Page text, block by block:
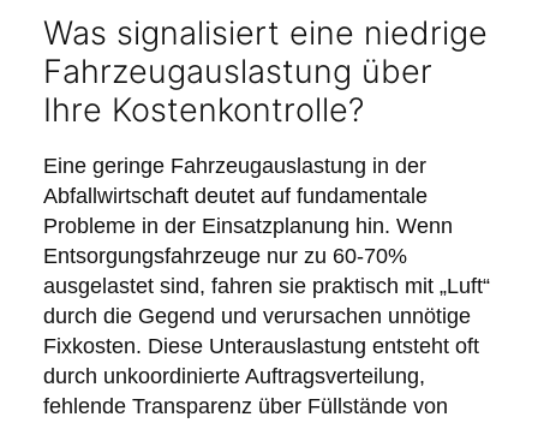
Was signalisiert eine niedrige
Fahrzeugauslastung über
Ihre Kostenkontrolle?
Eine geringe Fahrzeugauslastung in der
Abfallwirtschaft deutet auf fundamentale
Probleme in der Einsatzplanung hin. Wenn
Entsorgungsfahrzeuge nur zu 60-70%
ausgelastet sind, fahren sie praktisch mit „Luft“
durch die Gegend und verursachen unnötige
Fixkosten. Diese Unterauslastung entsteht oft
durch unkoordinierte Auftragsverteilung,
fehlende Transparenz über Füllstände von